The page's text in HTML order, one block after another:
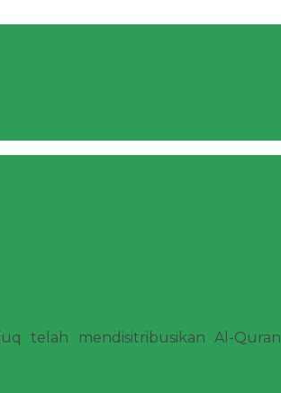
telah mendisitribusikan Al-Quran